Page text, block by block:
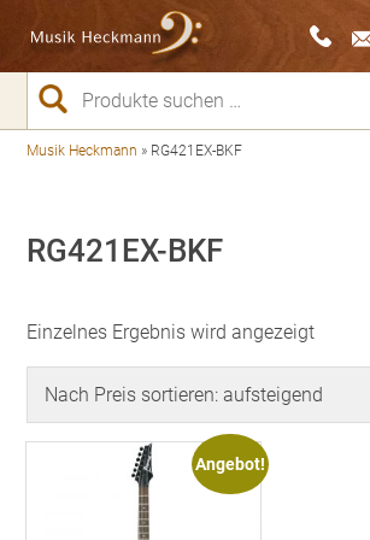
Suchen
nach:
Musik Heckmann » RG421EX-BKF
RG421EX-BKF
Einzelnes Ergebnis wird angezeigt
Angebot!